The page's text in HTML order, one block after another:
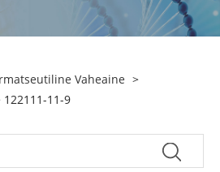
Vaheaine >
122111-11-9